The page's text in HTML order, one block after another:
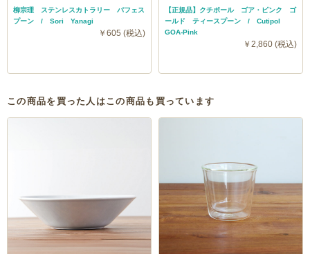
柳宗理 ステンレスカトラリー パフェス
プーン / Sori Yanagi
￥605 (税込)
【正規品】クチポール ゴア・ピンク ゴ
ールド ティースプーン / Cutipol
GOA-Pink
￥2,860 (税込)
この商品を買った人はこの商品も買っています